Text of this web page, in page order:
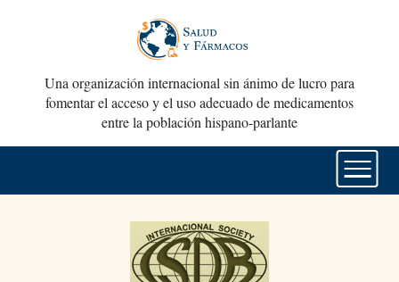
Una organización internacional sin ánimo de lucro para
fomentar el acceso y el uso adecuado de medicamentos
entre la población hispano-parlante